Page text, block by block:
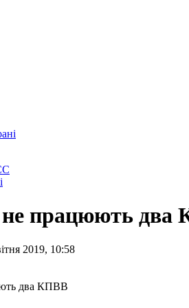
не працюють
2019, 10:58